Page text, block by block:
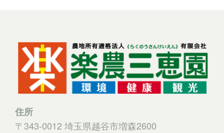
住所
〒343-0012 埼玉県越谷市増森2600